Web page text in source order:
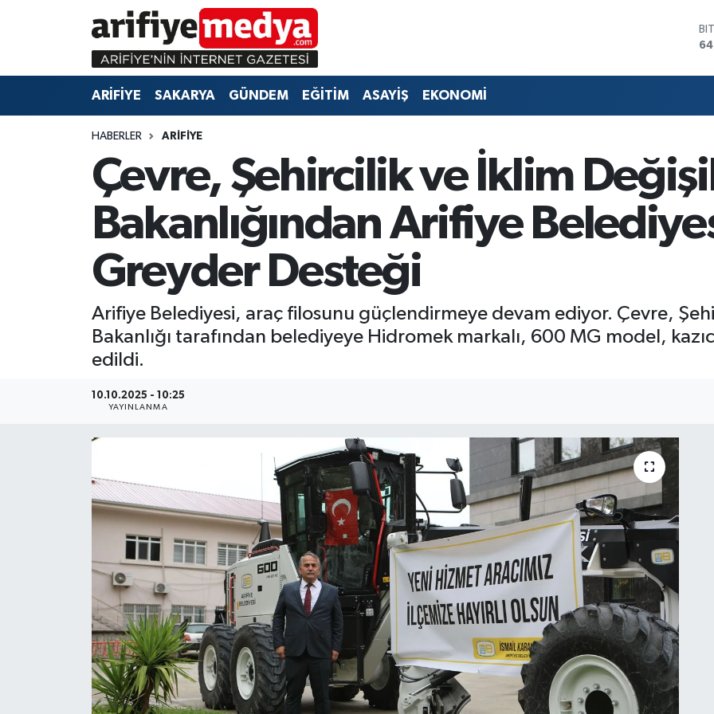
ARİFİYE SAKARYA GÜNDEM EĞİTİM ASAYİŞ EKONOMİ
HABERLER ARİFİYE
Çevre, Şehircilik ve İklim
Bakanlığından Arifiye
Greyder Desteği
Arifiye Belediyesi, araç filosunu güçlendirmeye devam ediyor. Çevre,
Bakanlığı tarafından belediyeye Hidromek markalı, 600 MG model,
edildi.
10.10.2025 - 10:25
YAYINLANMA
SAKARYA
GÜNDEM
EKONOMİ
GÜNDEM
EĞİTİM
EKONOMİ
Sakarya Hava Durumu
Sakarya Namaz Vakitleri
Sakarya Trafik Yoğunluk Haritası
Süper Lig Puan Durumu ve Fikstür
Tüm Manşetler
Son Dakika Haberleri
Haber Arşivi